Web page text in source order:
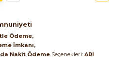
Ödeme,
İmkanı,
Nakit Ödeme Seçenekleri: ARI